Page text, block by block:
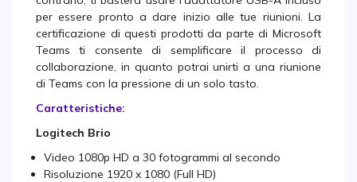
per essere pronto a dare inizio alle tue riunioni. La
certificazione di questi prodotti da parte di Microsoft
Teams ti consente di semplificare il processo di
collaborazione, in quanto potrai unirti a una riunione
di Teams con la pressione di un solo tasto.
Caratteristiche:
Logitech Brio
Video 1080p HD a 30 fotogrammi al secondo
Risoluzione 1920 x 1080 (Full HD)